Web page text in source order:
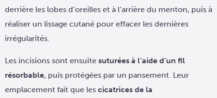
derrière les lobes d’oreilles et à l’arrière du menton, puis à
réaliser un lissage cutané pour effacer les dernières
irrégularités.
Les incisions sont ensuite suturées à l’aide d’un fil
résorbable, puis protégées par un pansement. Leur
emplacement fait que les cicatrices de la